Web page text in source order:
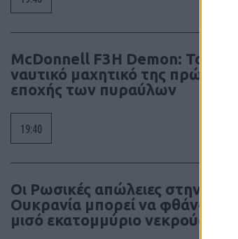
McDonnell F3H Demon: Το βαρύ
ναυτικό μαχητικό της πρώτης
εποχής των πυραύλων
19:40
Οι Ρωσικές απώλειες στην
Ουκρανία μπορεί να φθάνουν το
μισό εκατομμύριο νεκρούς